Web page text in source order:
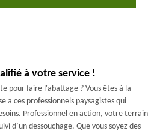
à votre service !
pour faire l'abattage ? Vous êtes à la
a ces professionnels paysagistes qui
Professionnel en action, votre terrain
d’un dessouchage. Que vous soyez des